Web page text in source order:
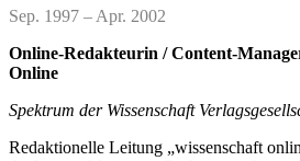
Sep. 1997 – Apr. 2002
Online-Redakteurin / Content-
Online
Spektrum der Wissenschaft
Redaktionelle Leitung „wissenschaft